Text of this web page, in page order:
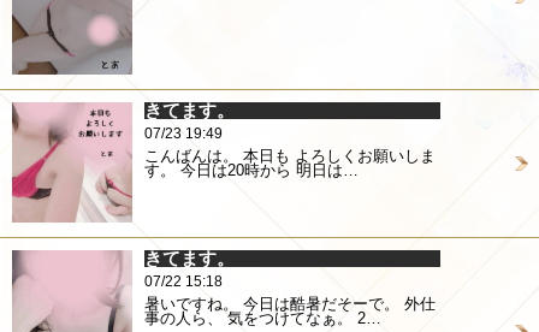
きてます。
07/23 19:49
こんばんは。 本日も よろしくお願いしま
す。 今日は20時から 明日は…
きてます。
07/22 15:18
暑いですね。 今日は酷暑だそーで。 外仕
事の人ら、 気をつけてなぁ。 2…